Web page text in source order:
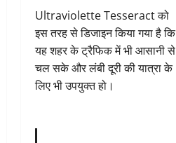
Ultraviolette Tesseract को
इस तरह से डिजाइन किया गया है कि
यह शहर के ट्रैफिक में भी आसानी से
चल सके और लंबी दूरी की यात्रा के
लिए भी उपयुक्त हो।